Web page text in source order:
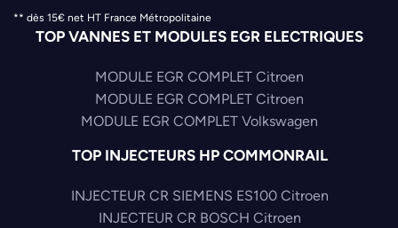
** dès 15€ net HT France Métropolitaine
TOP VANNES ET MODULES EGR ELECTRIQUES
MODULE EGR COMPLET Citroen
MODULE EGR COMPLET Citroen
MODULE EGR COMPLET Volkswagen
TOP INJECTEURS HP COMMONRAIL
INJECTEUR CR SIEMENS ES100 Citroen
INJECTEUR CR BOSCH Citroen